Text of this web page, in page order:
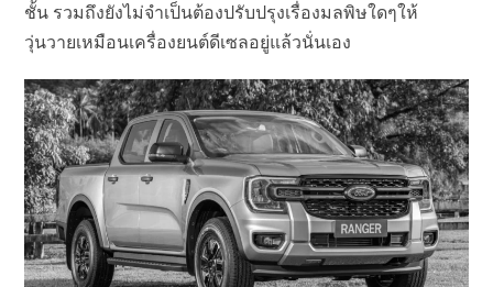
ชั้น รวมถึงยังไม่จำเป็นต้องปรับปรุงเรื่องมลพิษใดๆให้
วุ่นวายเหมือนเครื่องยนต์ดีเซลอยู่แล้วนั่นเอง